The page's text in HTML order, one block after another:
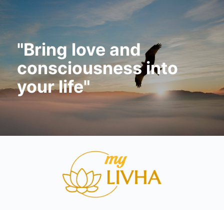
"Bring love and
consciousness into
your life"
connecter